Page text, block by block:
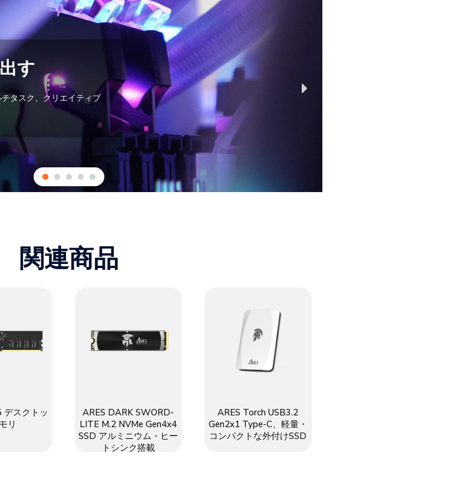
す
タスク、クリエイティブ
関連商品
デスクトッ
リ
ARES DARK SWORD-
LITE M.2 NVMe Gen4x4
SSD アルミニウム・ヒー
トシンク搭載
ARES Torch USB3.2
Gen2x1 Type-C、軽量・
コンパクトな外付けSSD